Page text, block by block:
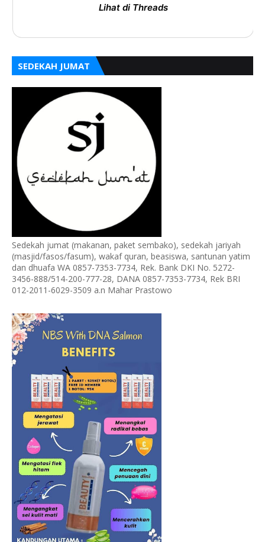
Lihat di Threads
SEDEKAH JUMAT
Sedekah jumat (makanan, paket sembako), sedekah jariyah
(masjid/fasos/fasum), wakaf quran, beasiswa, santunan yatim
dan dhuafa WA 0857-7353-7734, Rek. Bank DKI No. 5272-
3456-888/514-200-777-28, DANA 0857-7353-7734, Rek BRI
012-2011-6029-3509 a.n Mahar Prastowo